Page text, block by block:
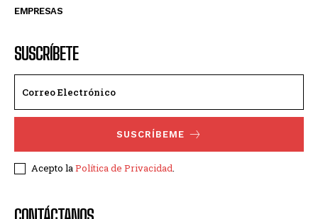
EMPRESAS
SUSCRÍBETE
SUSCRÍBEME
Acepto laPolítica de Privacidad.